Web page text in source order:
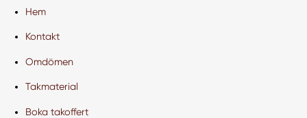
Hem
Kontakt
Omdömen
Takmaterial
Boka takoffert